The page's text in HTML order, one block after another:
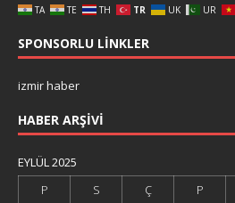
TA
TE TH TR UK UR
SPONSORLU LINKLER
izmir haber
HABER ARŞIVI
EYLÜL 2025
P
S Ç P